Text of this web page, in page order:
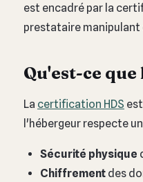
est encadré par la
prestataire manipulant
Qu'est-ce
La certification HDS
l'hébergeur respecte
Sécurité physique
Chiffrement des